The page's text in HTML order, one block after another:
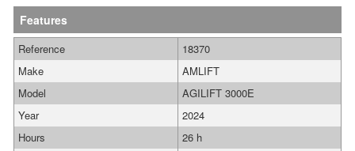
Features
Reference
18370
Make
AMLIFT
Model
AGILIFT 3000E
Year
2024
Hours
26 h